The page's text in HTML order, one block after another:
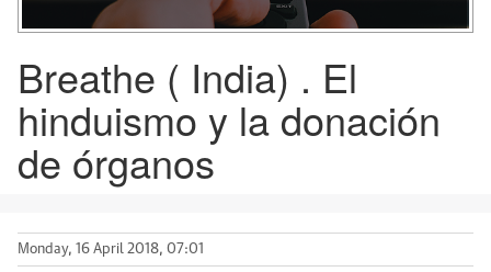
Breathe ( India) . El
hinduismo y la donación
de órganos
Monday, 16 April 2018, 07:01